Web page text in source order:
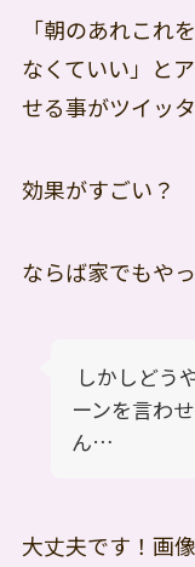
「朝のあれこれ
なくていい」と
せる事がツイッ
効果がすごい？
ならば家でもや
しかしどう
ーンを言わ
ん…
大丈夫です！画